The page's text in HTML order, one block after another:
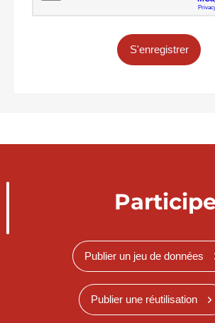
S'enregistrer
Publier un jeu de données
Publier une réutilisation